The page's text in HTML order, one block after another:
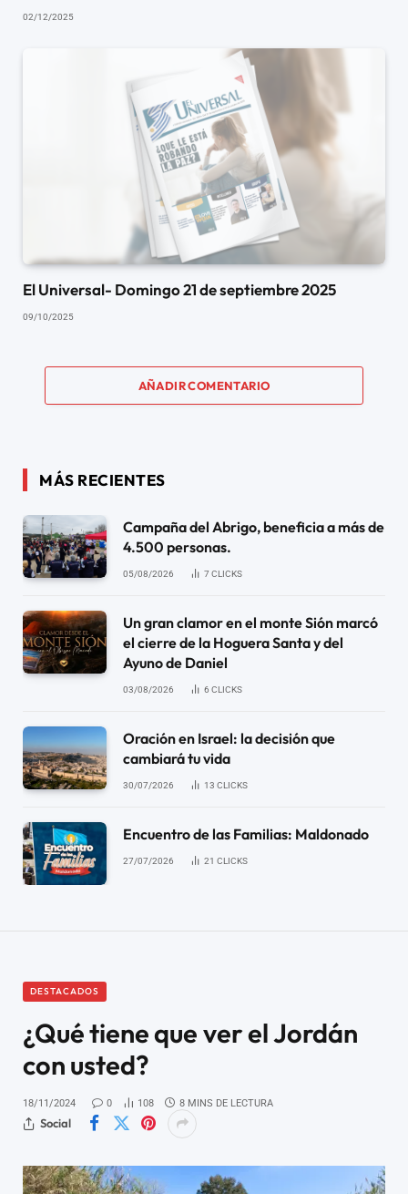
02/12/2025
El Universal- Domingo 21 de septiembre 2025
09/10/2025
AÑADIR COMENTARIO
MÁS RECIENTES
Campaña del Abrigo, beneficia a más de
4.500 personas.
05/08/2026 7 CLICKS
Un gran clamor en el monte Sión marcó
el cierre de la Hoguera Santa y del
Ayuno de Daniel
03/08/2026 6 CLICKS
Oración en Israel: la decisión que
cambiará tu vida
30/07/2026 13 CLICKS
Encuentro de las Familias: Maldonado
27/07/2026 21 CLICKS
DESTACADOS
¿Qué tiene que ver el Jordán
con usted?
18/11/2024 0 108 8 MINS DE LECTURA
Social